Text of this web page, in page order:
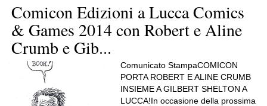
Comicon Edizioni a Lucca Comics
& Games 2014 con Robert e Aline
Crumb e Gib...
Comunicato StampaCOMICON
PORTA ROBERT E ALINE CRUMB
INSIEME A GILBERT SHELTON A
LUCCA!In occasione della prossima